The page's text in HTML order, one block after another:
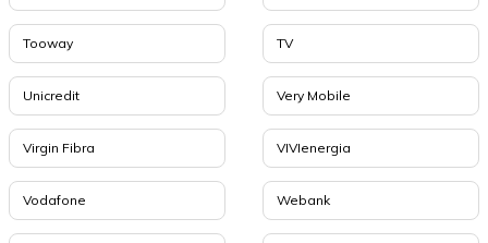
Tooway TV
Unicredit Very Mobile
Virgin Fibra VIVIenergia
Vodafone Webank